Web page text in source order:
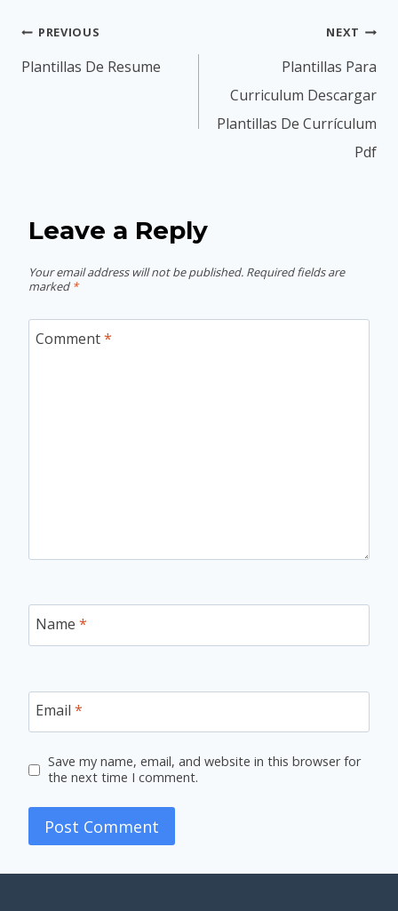
Post
navigation
PREVIOUS
Plantillas De Resume
NEXT
Plantillas Para
Curriculum Descargar
Plantillas De Currículum
Pdf
Leave a Reply
Your email address will not be published. Required fields are
marked *
Comment*
Name *
Email *
Save my name, email, and website in this browser for
the next time I comment.